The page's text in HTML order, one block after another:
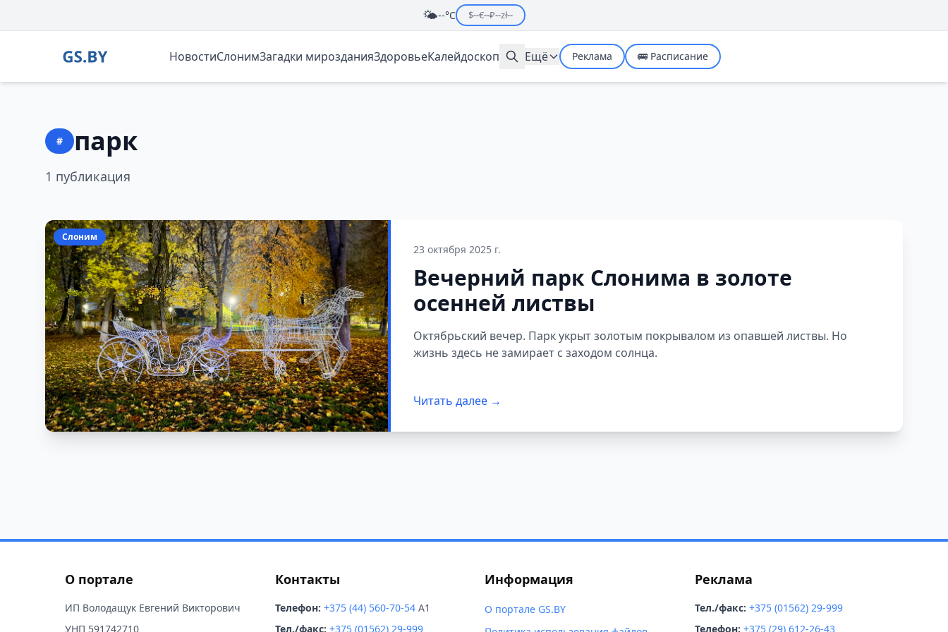
🌤️--°C $--€--₽--zł--
НовостиСлонимЗагадки мирозданияЗдоровьеКалейдоскоп Ещё Реклама 🚌 Расписание
# парк
1 публикация
Слоним
23 октября 2025 г.
Вечерний парк Слонима в золоте
осенней листвы
Октябрьский вечер. Парк укрыт золотым покрывалом из опавшей листвы. Но
жизнь здесь не замирает с заходом солнца.
Читать далее →
О портале
ИП Володащук Евгений Викторович
УНП 591742710
Контакты
Телефон: +375 (44) 560-70-54A1
Тел./факс: +375 (01562) 29-999
Информация
О портале GS.BY
Реклама
Тел./факс: +375 (01562) 29-999
Телефон: +375 (29) 612-26-43